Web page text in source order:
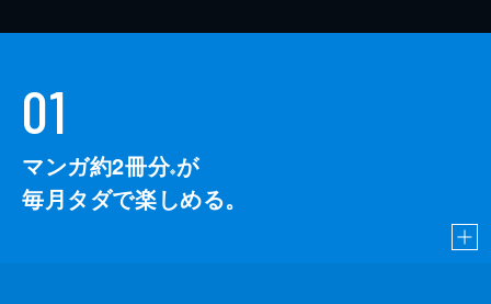
01
マンガ約2冊分※が
毎月タダで楽しめる。